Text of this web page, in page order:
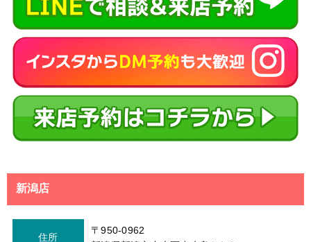
新潟店
住所
〒950-0962